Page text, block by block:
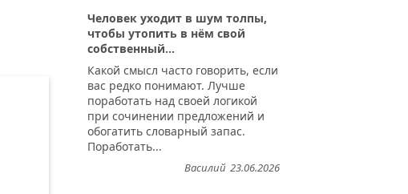
Человек уходит в шум толпы,
чтобы утопить в нём свой
собственный...
Какой смысл часто говорить, если
вас редко понимают. Лучше
поработать над своей логикой
при сочинении предложений и
обогатить словарный запас.
Поработать...
23.06.2026
Василий